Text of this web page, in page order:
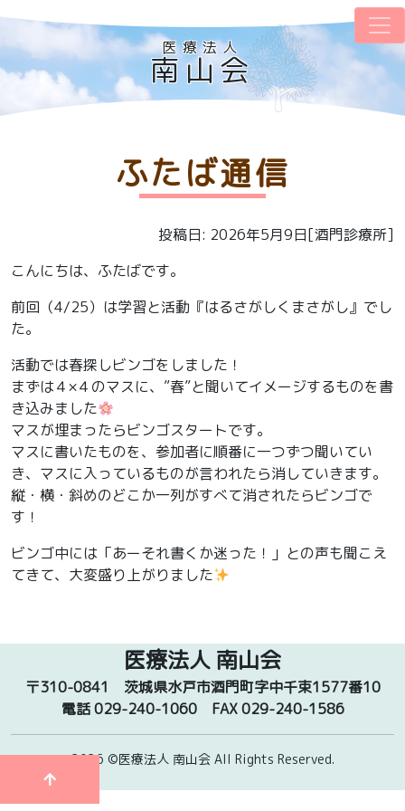
医療法人
南山会
ふたば通信
投稿日: 2026年5月9日[酒門診療所]
こんにちは、ふたばです。
前回（4/25）は学習と活動『はるさがしくまさがし』でし
た。
活動では春探しビンゴをしました！
まずは４×４のマスに、”春”と聞いてイメージするものを書
き込みました
マスが埋まったらビンゴスタートです。
マスに書いたものを、参加者に順番に一つずつ聞いてい
き、マスに入っているものが言われたら消していきます。
縦・横・斜めのどこか一列がすべて消されたらビンゴで
す！
ビンゴ中には「あーそれ書くか迷った！」との声も聞こえ
てきて、大変盛り上がりました
医療法人 南山会
〒310-0841 茨城県水戸市酒門町字中千束1577番10
電話 029-240-1060 FAX 029-240-1586
2026 ©医療法人 南山会All Rights Reserved.